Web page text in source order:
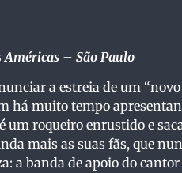
Américas – São Paulo
a estreia de um
há muito tempo
um roqueiro enrustido e
mais as suas fãs, que
a banda de apoio do